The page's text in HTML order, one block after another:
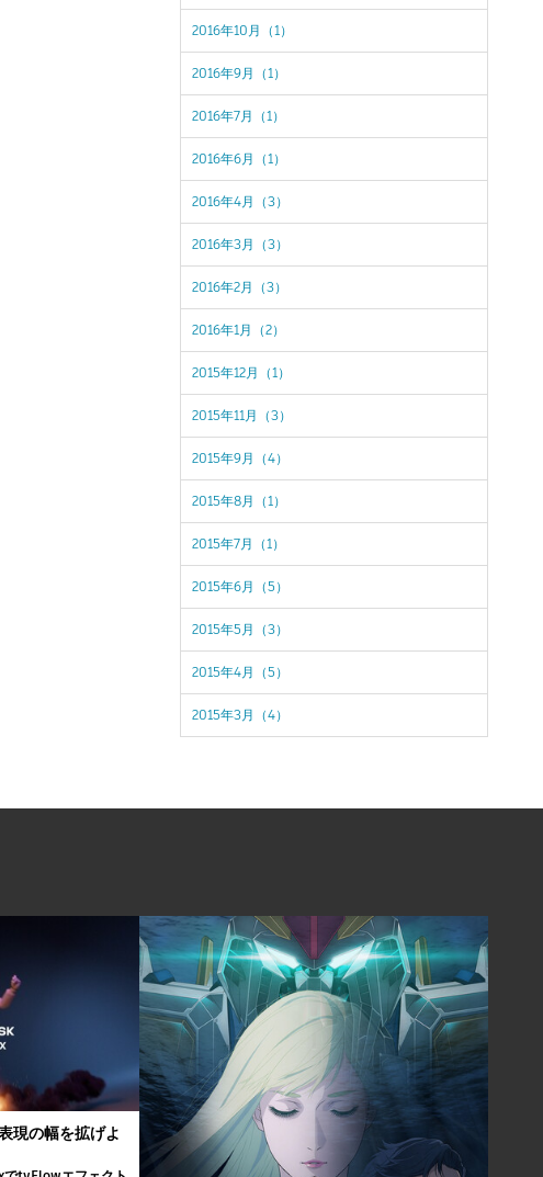
2016年10月（1）
2016年9月（1）
2016年7月（1）
2016年6月（1）
2016年4月（3）
2016年3月（3）
2016年2月（3）
2016年1月（2）
2015年12月（1）
2015年11月（3）
2015年9月（4）
2015年8月（1）
2015年7月（1）
2015年6月（5）
2015年5月（3）
2015年4月（5）
2015年3月（4）
現の幅を拡げよ